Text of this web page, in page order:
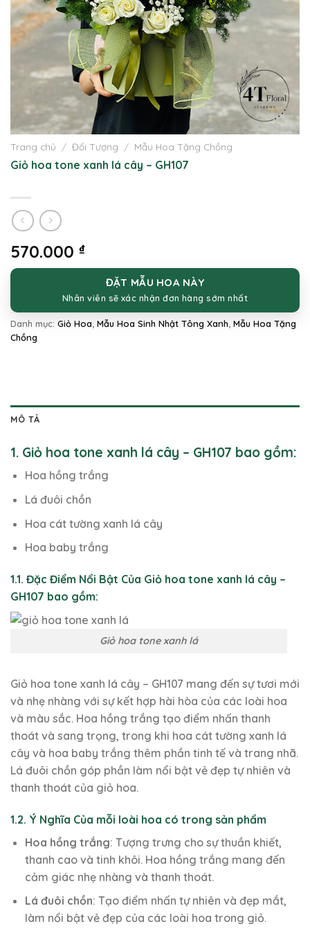
Trang chủ / Đối Tượng / Mẫu Hoa Tặng Chồng
Giỏ hoa tone xanh lá cây – GH107
570.000 ₫
ĐẶT MẪU HOA NÀY
Nhân viên sẽ xác nhận đơn hàng sớm nhất
Danh mục: Giỏ Hoa Mẫu Hoa Sinh Nhật Tông Xanh Mẫu Hoa Tặng
Chồng
MÔ TẢ
1. Giỏ hoa tone xanh lá cây – GH107 bao gồm:
Hoa hồng trắng
Lá đuôi chồn
Hoa cát tường xanh lá cây
Hoa baby trắng
1.1. Đặc Điểm Nổi Bật Của Giỏ hoa tone xanh lá cây –
GH107 bao gồm:
Giỏ hoa tone xanh lá
Giỏ hoa tone xanh lá cây – GH107 mang đến sự tươi mới
và nhẹ nhàng với sự kết hợp hài hòa của các loài hoa
và màu sắc. Hoa hồng trắng tạo điểm nhấn thanh
thoát và sang trọng, trong khi hoa cát tường xanh lá
cây và hoa baby trắng thêm phần tinh tế và trang nhã.
Lá đuôi chồn góp phần làm nổi bật vẻ đẹp tự nhiên và
thanh thoát của giỏ hoa.
1.2. Ý Nghĩa Của mỗi loài hoa có trong sản phẩm
Hoa hồng trắng: Tượng trưng cho sự thuần khiết,
thanh cao và tinh khôi. Hoa hồng trắng mang đến
cảm giác nhẹ nhàng và thanh thoát.
Lá đuôi chồn: Tạo điểm nhấn tự nhiên và đẹp mắt,
làm nổi bật vẻ đẹp của các loài hoa trong giỏ.